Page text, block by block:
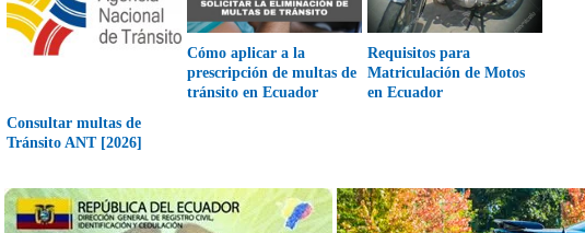
Consultar multas de
Tránsito ANT [2026]
Cómo aplicar a la
prescripción de multas de
tránsito en Ecuador
Requisitos para
Matriculación de Motos
en Ecuador